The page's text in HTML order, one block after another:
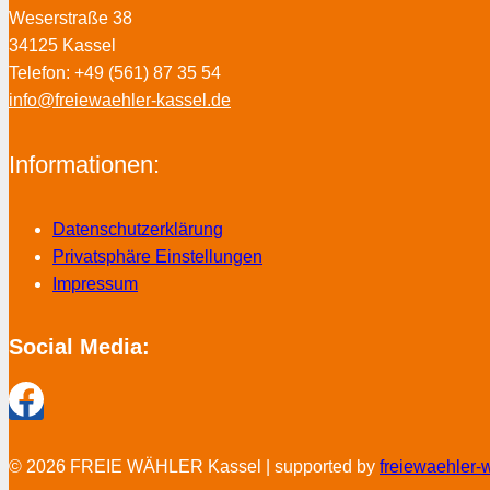
Weserstraße 38
34125 Kassel
Telefon: +49 (561) 87 35 54
info@freiewaehler-kassel.de
Informationen:
Datenschutzerklärung
Privatsphäre Einstellungen
Impressum
Social Media:
© 2026 FREIE WÄHLER Kassel | supported by freiewaehler-